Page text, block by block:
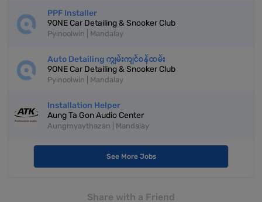
PPF Installer
9ONE Car Detailing & Snooker Club
Pyinoolwin | Mandalay
Auto Detailing ကျွမ်းကျင်ဝန်ထမ်း
9ONE Car Detailing & Snooker Club
Pyinoolwin | Mandalay
Installation Helper
Aung Ta Gon Audio Center
Aungmyaythazan | Mandalay
See More Jobs
Share with a Friend